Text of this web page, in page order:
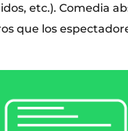
etc.). Comedia
que los